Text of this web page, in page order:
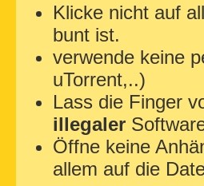
Klicke nicht auf
bunt ist.
verwende keine
uTorrent,..)
Lass die Finger
illegaler
Öffne keine
allem auf die